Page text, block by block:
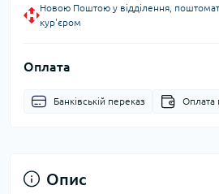
Новою Поштою у відділення,
кур'єром
Оплата
Банківській переказ Оплата
Опис